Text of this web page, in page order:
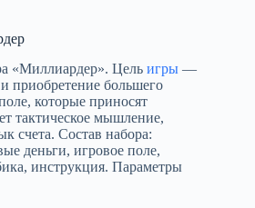
«Миллиардер». Цель игры —
приобретение большего
которые приносят
тактическое мышление,
счета. Состав набора:
деньги, игровое поле,
инструкция. Параметры